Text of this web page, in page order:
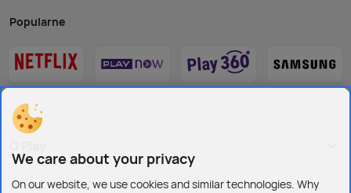
Popularne
We care about your privacy
On our website, we use cookies and similar technologies. Why